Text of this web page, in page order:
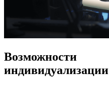
Возможности
индивидуализации